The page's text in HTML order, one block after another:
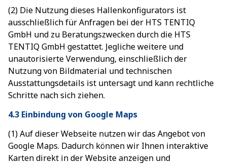
(2) Die Nutzung dieses Hallenkonfigurators ist
ausschließlich für Anfragen bei der HTS TENTIQ
GmbH und zu Beratungszwecken durch die HTS
TENTIQ GmbH gestattet. Jegliche weitere und
unautorisierte Verwendung, einschließlich der
Nutzung von Bildmaterial und technischen
Ausstattungsdetails ist untersagt und kann rechtliche
Schritte nach sich ziehen.
4.3 Einbindung von Google Maps
(1) Auf dieser Webseite nutzen wir das Angebot von
Google Maps. Dadurch können wir Ihnen interaktive
Karten direkt in der Website anzeigen und